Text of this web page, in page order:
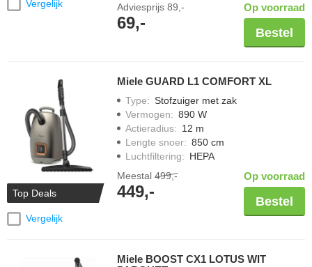
Vergelijk
Adviesprijs 89,-
69,-
Op voorraad
Bestel
Top Deals
Vergelijk
Miele GUARD L1 COMFORT XL
Type: Stofzuiger met zak
Vermogen: 890 W
Actieradius: 12 m
Lengte snoer: 850 cm
Luchtfiltering: HEPA
Meestal 499,-
449,-
Op voorraad
Bestel
Miele BOOST CX1 LOTUS WIT